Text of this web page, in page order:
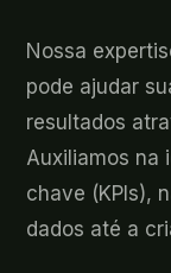
Nossa
pode ajudar
resultados
Auxiliamos na
chave (KPIs),
dados até a